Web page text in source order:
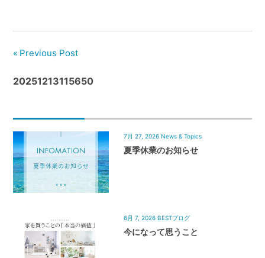
密
着
HOUSE
Previous Post
20251213115650
7月 27, 2026 News & Topics
夏季休業のお知らせ
6月 7, 2026 BESTブログ
今になって思うこと